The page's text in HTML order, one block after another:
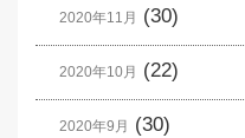
2020年11月 (30)
2020年10月 (22)
2020年9月 (30)